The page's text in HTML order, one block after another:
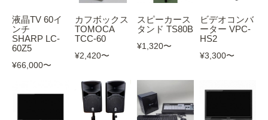
液晶TV 60イ
ンチ
SHARP LC-
60Z5
¥66,000〜
カフボックス
TOMOCA
TCC-60
¥2,420〜
スピーカース
タンド TS80B
¥1,320〜
ビデオコンバ
ーター VPC-
HS2
¥3,300〜